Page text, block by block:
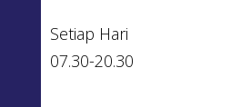
Setiap Hari
07.30-20.30